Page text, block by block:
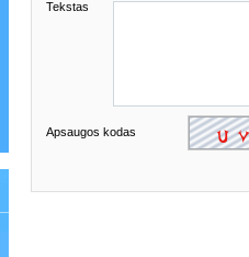
Tekstas
Apsaugos kodas